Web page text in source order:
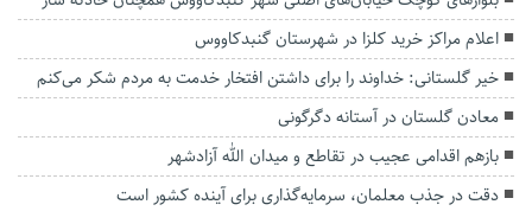
اعلام مراکز خرید کلزا در شهرستان گنبدکاووس
خیر گلستانی: خداوند را برای داشتن افتخار خدمت به مردم شکر می‌کنم
معادن گلستان در آستانه دگرگونی
بازهم اقدامی عجیب در تقاطع و میدان الله آزادشهر
دقت در جذب معلمان، سرمایه‌گذاری برای آینده کشور است